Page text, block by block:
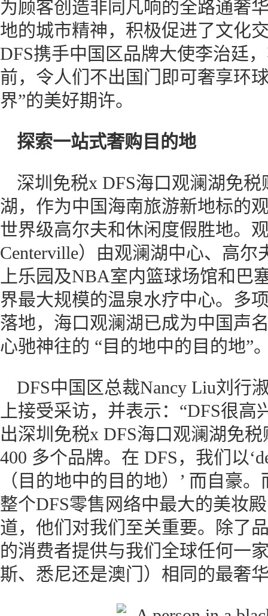
为顾客创造非同凡响的全路通奢
地的城市精神，积极促进了文化
DFS携手中国区品牌大使李治廷
前，令人们不出国门即可奢享环
界”的美好期许。
探索一站式奢购目的地
深圳免税x DFS海口观澜湖免
湖，作为中国海南旅游新地标的
世界级高尔夫和休闲度假胜地。
Centerville）由观澜湖中心、高
上乐园及NBA室内篮球场馆和巴
界最大规模的温泉水疗中心。多
落地，海口观澜湖已成为中国声
心驰神往的 “目的地中的目的地”
DFS中国区总裁Nancy Liu刘行
上接受采访，并表示：“DFS很
出深圳免税x DFS海口观澜湖免
400 多个品牌。在 DFS，我们以
（目的地中的目的地）’ 而自豪
整个DFS零售网络中最大的美妆
道，他们对我们至关重要。除了
的消费者提供与我们全球任何一
斯、悉尼还是澳门）相同的最奢